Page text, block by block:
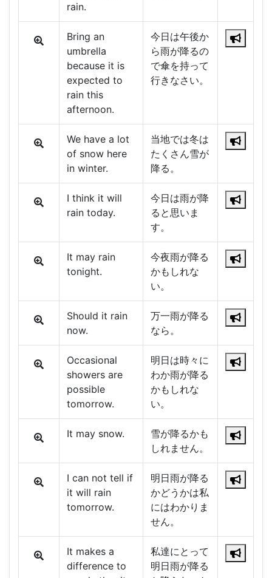
rain.
Bring an
umbrella
because it is
expected to
rain this
afternoon.
今日は午後か
ら雨が降るの
で傘を持って
行きなさい。
We have a lot
of snow here
in winter.
当地では冬は
たくさん雪が
降る。
I think it will
rain today.
今日は雨が降
ると思いま
す。
It may rain
tonight.
今夜雨が降る
かもしれな
い。
Should it rain
now.
万一雨が降る
なら。
Occasional
showers are
possible
tomorrow.
明日は時々に
わか雨が降る
かもしれな
い。
It may snow.
雪が降るかも
しれません。
I can not tell if
it will rain
tomorrow.
明日雨が降る
かどうかは私
にはわかりま
せん。
It makes a
difference to
私達にとって
明日雨が降る